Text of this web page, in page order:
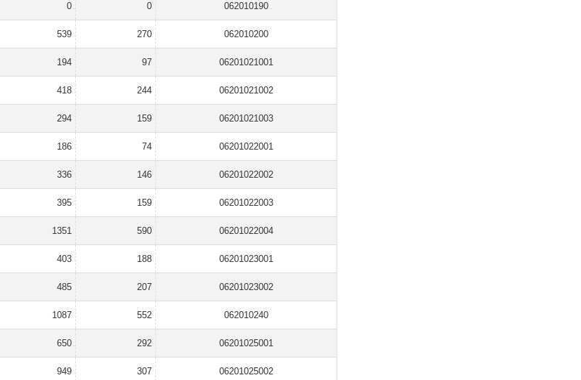
0 0 062010190
539 270 062010200
194 97 06201021001
418 244 06201021002
294 159 06201021003
186 74 06201022001
336 146 06201022002
395 159 06201022003
1351 590 06201022004
403 188 06201023001
485 207 06201023002
1087 552 062010240
650 292 06201025001
949 307 06201025002